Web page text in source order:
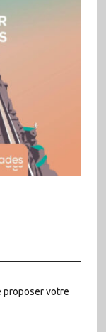
proposer votre